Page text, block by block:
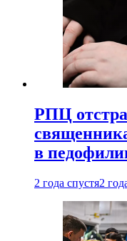
РПЦ
в
2 года спустя2